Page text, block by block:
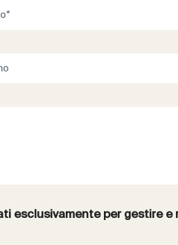
esclusivamente per gestire e